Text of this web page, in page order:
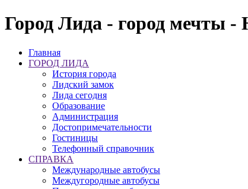
Город Лида - город мечты -
Главная
ГОРОД ЛИДА
История города
Лидский замок
Лида сегодня
Образование
Администрация
Достопримечательности
Гостиницы
Телефонный справочник
СПРАВКА
Международные автобусы
Междугородные автобусы